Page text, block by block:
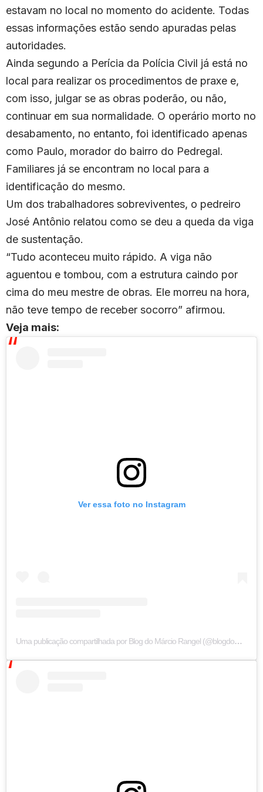
estavam no local no momento do acidente. Todas
essas informações estão sendo apuradas pelas
autoridades.
Ainda segundo a Perícia da Polícia Civil já está no
local para realizar os procedimentos de praxe e,
com isso, julgar se as obras poderão, ou não,
continuar em sua normalidade. O operário morto no
desabamento, no entanto, foi identificado apenas
como Paulo, morador do bairro do Pedregal.
Familiares já se encontram no local para a
identificação do mesmo.
Um dos trabalhadores sobreviventes, o pedreiro
José Antônio relatou como se deu a queda da viga
de sustentação.
“Tudo aconteceu muito rápido. A viga não
aguentou e tombou, com a estrutura caindo por
cima do meu mestre de obras. Ele morreu na hora,
não teve tempo de receber socorro” afirmou.
Veja mais:
Ver essa foto no Instagram
Uma publicação compartilhada por Blog do Márcio Rangel (@blogdomarciorangelpb)